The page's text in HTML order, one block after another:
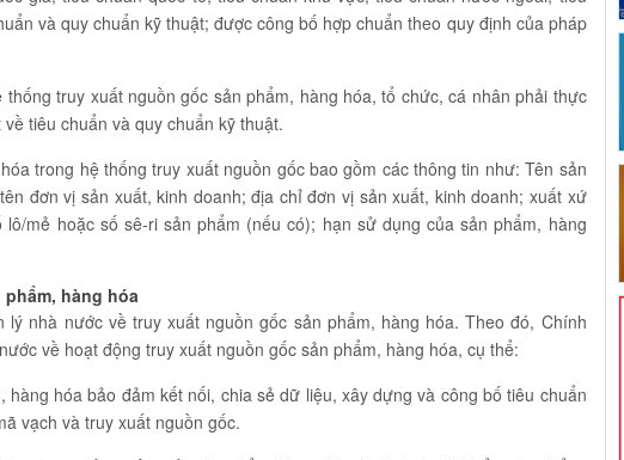
và quy chuẩn kỹ thuật; được công bố hợp chuẩn theo quy định của pháp
truy xuất nguồn gốc sản phẩm, hàng hóa, tổ chức, cá nhân phải thực
tiêu chuẩn và quy chuẩn kỹ thuật.
trong hệ thống truy xuất nguồn gốc bao gồm các thông tin như: Tên sản
đơn vị sản xuất, kinh doanh; địa chỉ đơn vị sản xuất, kinh doanh; xuất xứ
mẻ hoặc số sê-ri sản phẩm (nếu có); hạn sử dụng của sản phẩm, hàng
hàng hóa
lý nhà nước về truy xuất nguồn gốc sản phẩm, hàng hóa. Theo đó, Chính
về hoạt động truy xuất nguồn gốc sản phẩm, hàng hóa, cụ thể:
hóa bảo đảm kết nối, chia sẻ dữ liệu, xây dựng và công bố tiêu chuẩn
vạch và truy xuất nguồn gốc.